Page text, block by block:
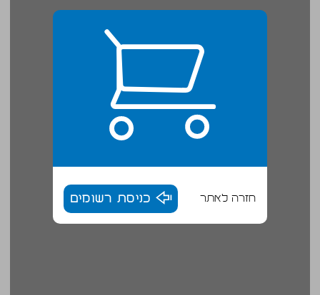
חזרה לאתר כניסת רשומים